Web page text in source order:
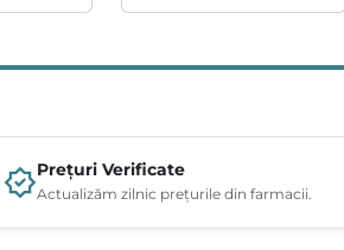
Prețuri Verificate
Actualizăm zilnic prețurile din farmacii.